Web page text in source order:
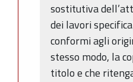
sostitutiva
dei lavori
conformi agli
stesso modo, la
titolo e che